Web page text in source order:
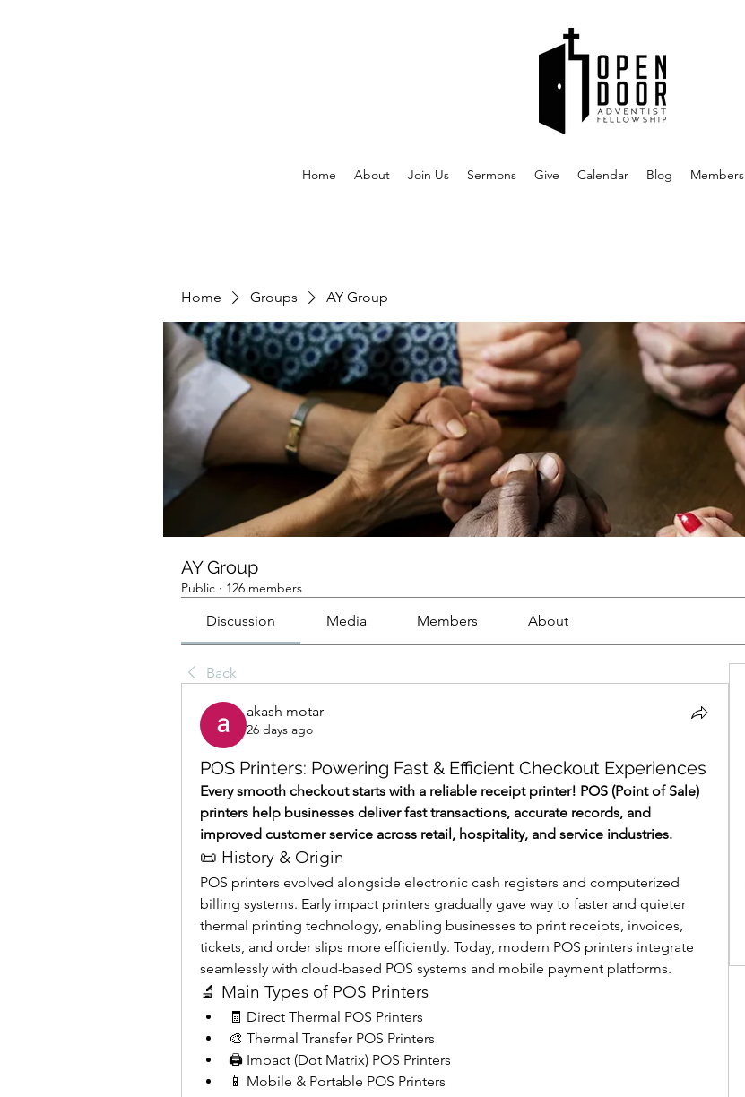
Home About Join Us Sermons Give Calendar Blog Members
Home Groups AY Group
AY Group
Public · 126 members
Discussion Media Members About
Back
akash motar
26 days ago
POS Printers: Powering Fast & Efficient Checkout Experiences
Every smooth checkout starts with a reliable receipt printer! POS (Point of Sale)
printers help businesses deliver fast transactions, accurate records, and
improved customer service across retail, hospitality, and service industries.
📜 History & Origin
POS printers evolved alongside electronic cash registers and computerized
billing systems. Early impact printers gradually gave way to faster and quieter
thermal printing technology, enabling businesses to print receipts, invoices,
tickets, and order slips more efficiently. Today, modern POS printers integrate
seamlessly with cloud-based POS systems and mobile payment platforms.
🔬 Main Types of POS Printers
🧾 Direct Thermal POS Printers
🎨 Thermal Transfer POS Printers
🖨️ Impact (Dot Matrix) POS Printers
📱 Mobile & Portable POS Printers